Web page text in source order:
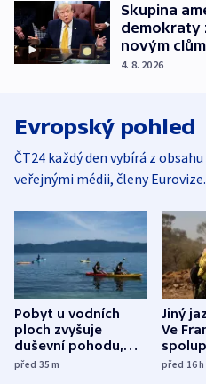
Skupina
demokraty
novým clům
4. 8. 2026
Evropský pohled
ČT24 každý den vybírá z
veřejnými médii, členy Eurovize.
Pobyt u vodních
ploch zvyšuje
duševní pohodu,
ukázala
před 35m
Jiný
Ve
před 16h